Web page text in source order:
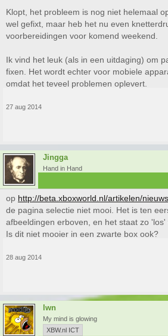
Klopt, het probleem is nog niet helemaal
wel gefixt, maar heb het nu even
voorbereidingen voor komend weekend.
Ik vind het leuk (als in een uitdaging) om
fixen. Het wordt echter voor mobiele
omdat het teveel problemen oplevert.
27 aug 2014
Jingga
Hand in Hand
op http://beta.xboxworld.nl/artikelen/
de pagina selectie niet mooi. Het is ten
afbeeldingen erboven, en het staat zo 'los'
Is dit niet mooier in een zwarte box ook?
28 aug 2014
lwn
My mind is glowing
XBW.nl ICT